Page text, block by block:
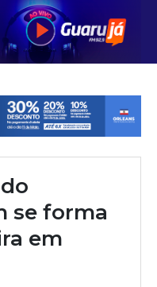
se forma
em